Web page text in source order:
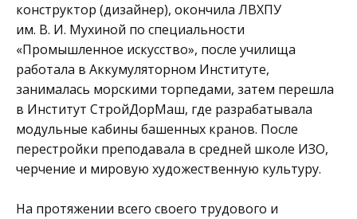
конструктор (дизайнер), окончила ЛВХПУ
им. В. И. Мухиной по специальности
«Промышленное искусство», после училища
работала в Аккумуляторном Институте,
занималась морскими торпедами, затем перешла
в Институт СтройДорМаш, где разрабатывала
модульные кабины башенных кранов. После
перестройки преподавала в средней школе ИЗО,
черчение и мировую художественную культуру.
На протяжении всего своего трудового и